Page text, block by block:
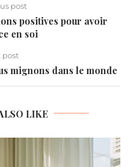
post
positives pour avoir
en soi
post
mignons dans le monde
LIKE